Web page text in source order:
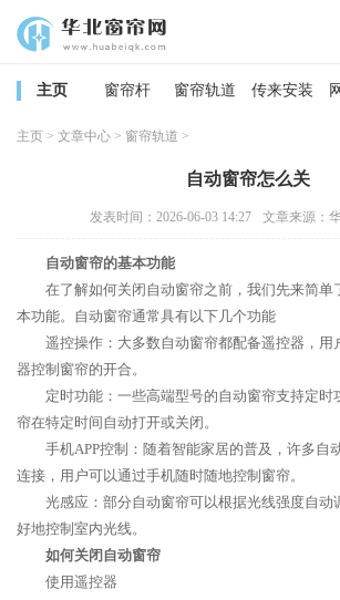
主页 窗帘杆 窗帘轨道 传来安装
主页 > 文章中心 > 窗帘轨道 >
自动窗帘怎么关
发表时间：2026-06-03 14:27 文章来源：
自动窗帘的基本功能
在了解如何关闭自动窗帘之前，我们先来简单
本功能。自动窗帘通常具有以下几个功能
遥控操作：大多数自动窗帘都配备遥控器，用
器控制窗帘的开合。
定时功能：一些高端型号的自动窗帘支持定时
帘在特定时间自动打开或关闭。
手机APP控制：随着智能家居的普及，许多自
连接，用户可以通过手机随时随地控制窗帘。
光感应：部分自动窗帘可以根据光线强度自动
好地控制室内光线。
如何关闭自动窗帘
使用遥控器